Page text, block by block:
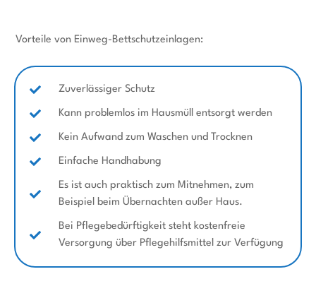
Vorteile von Einweg-Bettschutzeinlagen:
Zuverlässiger Schutz
Kann problemlos im Hausmüll entsorgt werden
Kein Aufwand zum Waschen und Trocknen
Einfache Handhabung
Es ist auch praktisch zum Mitnehmen, zum
Beispiel beim Übernachten außer Haus.
Bei Pflegebedürftigkeit steht kostenfreie
Versorgung über Pflegehilfsmittel zur Verfügung